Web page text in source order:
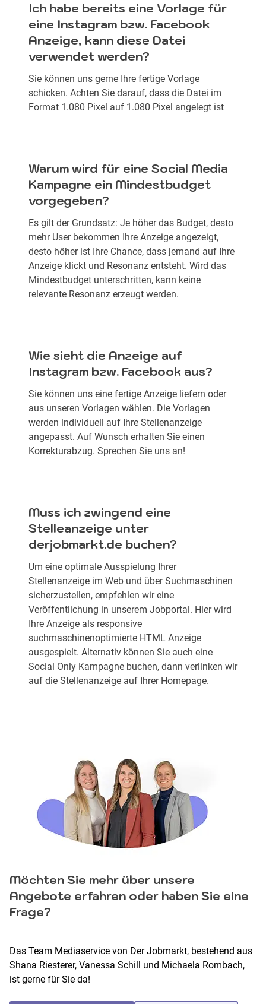
Ich habe bereits eine Vorlage für
eine Instagram bzw. Facebook
Anzeige, kann diese Datei
verwendet werden?
Sie können uns gerne Ihre fertige Vorlage
schicken. Achten Sie darauf, dass die Datei im
Format 1.080 Pixel auf 1.080 Pixel angelegt ist
Warum wird für eine Social Media
Kampagne ein Mindestbudget
vorgegeben?
Es gilt der Grundsatz: Je höher das Budget, desto
mehr User bekommen Ihre Anzeige angezeigt,
desto höher ist Ihre Chance, dass jemand auf Ihre
Anzeige klickt und Resonanz entsteht. Wird das
Mindestbudget unterschritten, kann keine
relevante Resonanz erzeugt werden.
Wie sieht die Anzeige auf
Instagram bzw. Facebook aus?
Sie können uns eine fertige Anzeige liefern oder
aus unseren Vorlagen wählen. Die Vorlagen
werden individuell auf Ihre Stellenanzeige
angepasst. Auf Wunsch erhalten Sie einen
Korrekturabzug. Sprechen Sie uns an!
Muss ich zwingend eine
Stelleanzeige unter
derjobmarkt.de buchen?
Um eine optimale Ausspielung Ihrer
Stellenanzeige im Web und über Suchmaschinen
sicherzustellen, empfehlen wir eine
Veröffentlichung in unserem Jobportal. Hier wird
Ihre Anzeige als responsive
suchmaschinenoptimierte HTML Anzeige
ausgespielt. Alternativ können Sie auch eine
Social Only Kampagne buchen, dann verlinken wir
auf die Stellenanzeige auf Ihrer Homepage.
Möchten Sie mehr über unsere
Angebote erfahren oder haben Sie eine
Frage?
Das Team Mediaservice von Der Jobmarkt, bestehend aus
Shana Riesterer, Vanessa Schill und Michaela Rombach,
ist gerne für Sie da!